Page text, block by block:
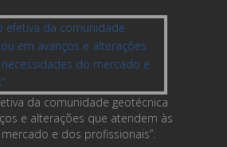
da comunidade geotécnica
e alterações que atendem às
e dos profissionais”.